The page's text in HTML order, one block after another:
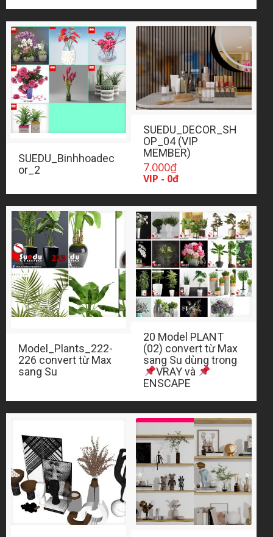
SUEDU_Binhhoadec
or_2
SUEDU_DECOR_SH
OP_04 (VIP
MEMBER)
7.000₫
VIP - 0đ
Model_Plants_222-
226 convert từ Max
sang Su
20 Model PLANT
(02) convert từ Max
sang Su dùng trong
VRAY và
ENSCAPE